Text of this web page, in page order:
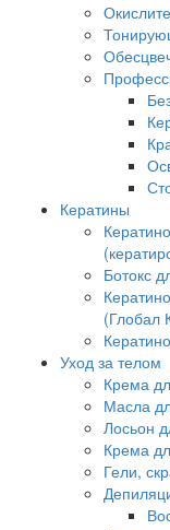
Кератины
Ботокс
(Глобал
Уход за телом
Крема
Масла
Лосьон
Крема
Гели,